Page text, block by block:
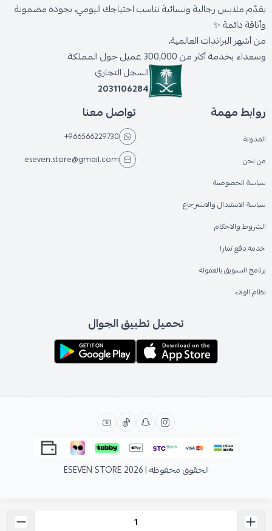
يقدّم ملابس رجالية ونسائية تناسب احتياجك اليومي، بجودة مضمونة
وأناقة دائمة ✨
من أشهر البراندات العالمية،
وسعداء بخدمة أكثر من 300,000 عميل حول المملكة.
السجل التجاري
2031106284
روابط مهمة
المدونة
من نحن
سياسة الخصوصية
سياسة الاستبدال والاسترجاع
الشروط والاحكام
خدمة دفع تمارا
برنامج التسويق بالعمولة
نظام الولاء
تواصل معنا
+966566229730
eseven.store@gmail.com
تحميل تطبيق الجوال
الحقوق محفوظة | 2026 ESEVEN STORE